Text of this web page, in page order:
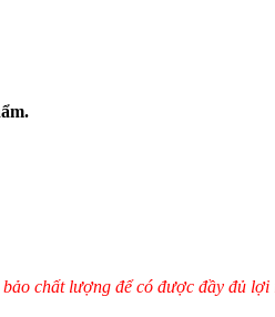
chất lượng để có được đầy đủ